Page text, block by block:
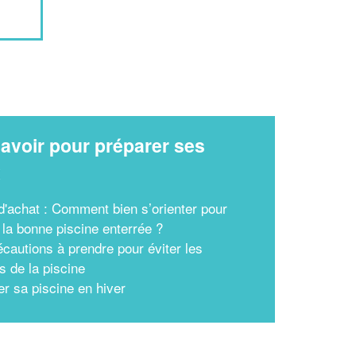
pour préparer ses
: Comment bien s’orienter pour
bonne piscine enterrée ?
à prendre pour éviter les
de la piscine
sa piscine en hiver